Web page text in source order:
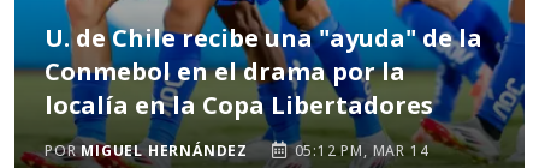
U. de Chile recibe una "ayuda" de la
Conmebol en el drama por la
localía en la Copa Libertadores
PORMIGUEL HERNÁNDEZ 05:12 PM, MAR 14